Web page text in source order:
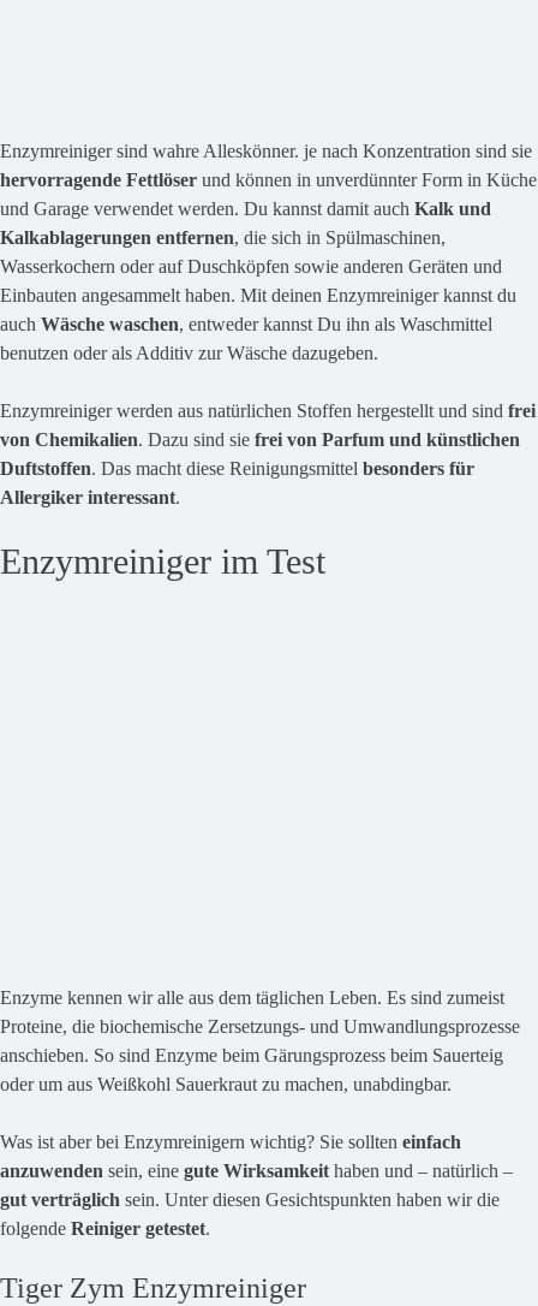
Enzymreiniger sind wahre Alleskönner. je nach Konzentration sind sie
hervorragende Fettlöser und können in unverdünnter Form in Küche
und Garage verwendet werden. Du kannst damit auch Kalk und
Kalkablagerungen entfernen, die sich in Spülmaschinen,
Wasserkochern oder auf Duschköpfen sowie anderen Geräten und
Einbauten angesammelt haben. Mit deinen Enzymreiniger kannst du
auch Wäsche waschen, entweder kannst Du ihn als Waschmittel
benutzen oder als Additiv zur Wäsche dazugeben.
Enzymreiniger werden aus natürlichen Stoffen hergestellt und sind frei
von Chemikalien. Dazu sind sie frei von Parfum und künstlichen
Duftstoffen. Das macht diese Reinigungsmittel besonders für
Allergiker interessant.
Enzymreiniger im Test
Enzyme kennen wir alle aus dem täglichen Leben. Es sind zumeist
Proteine, die biochemische Zersetzungs- und Umwandlungsprozesse
anschieben. So sind Enzyme beim Gärungsprozess beim Sauerteig
oder um aus Weißkohl Sauerkraut zu machen, unabdingbar.
Was ist aber bei Enzymreinigern wichtig? Sie sollten einfach
anzuwenden sein, eine gute Wirksamkeit haben und – natürlich –
gut verträglich sein. Unter diesen Gesichtspunkten haben wir die
folgende Reiniger getestet.
Tiger Zym Enzymreiniger